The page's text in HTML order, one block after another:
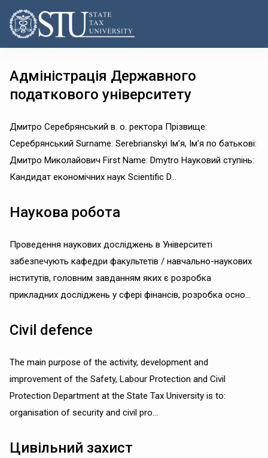
Адміністрація Державного
податкового університету
Дмитро Серебрянський в. о. ректора Прізвище:
Серебрянський Surname: Serebrianskyi Ім’я, Ім’я по батькові:
Дмитро Миколайович First Name: Dmytro Науковий ступінь:
Кандидат економічних наук Scientific D...
Наукова робота
Проведення наукових досліджень в Університеті
забезпечують кафедри факультетів / навчально-наукових
інститутів, головним завданням яких є розробка
прикладних досліджень у сфері фінансів, розробка осно...
Civil defence
The main purpose of the activity, development and
improvement of the Safety, Labour Protection and Civil
Protection Department at the State Tax University is to:
organisation of security and civil pro...
Цивільний захист